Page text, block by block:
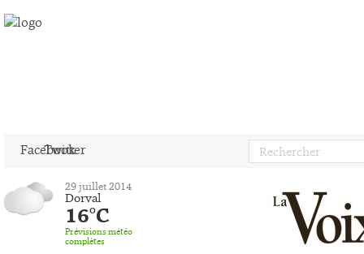
Facebook
Twitter
29 juillet 2014
Dorval
16°C
Prévisions météo
complètes